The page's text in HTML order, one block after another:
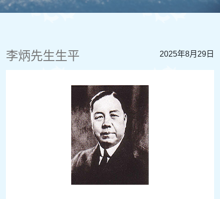
李炳先生生平 2025年8月29日